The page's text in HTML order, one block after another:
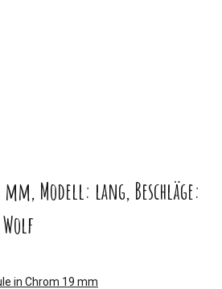
mm, Modell: lang, Beschläge:
in Chrom 19 mm